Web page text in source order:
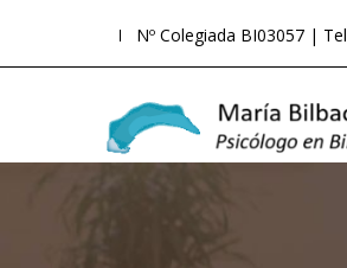
Nº Colegiada BI03057 |